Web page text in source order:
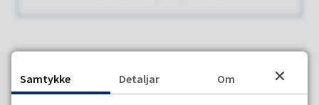
Samtykke Detaljar Om